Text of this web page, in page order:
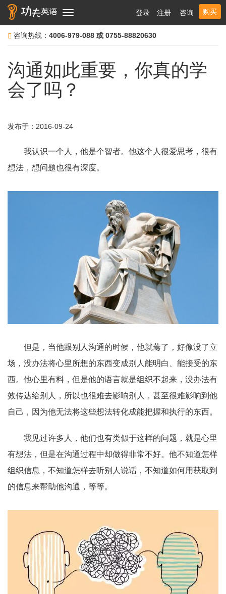
购买
咨询
注册
登录
Toggle
navigation
咨询热线： 4006-979-088 或 0755-88820630
沟通如此重要，你真的学
会了吗？
发布于：2016-09-24
我认识一个人，他是个智者。他这个人很爱思考，很有
想法，想问题也很有深度。
但是，当他跟别人沟通的时候，他就蔫了，好像没了立
场，没办法将心里所想的东西变成别人能明白、能接受的东
西。他心里有料，但是他的语言就是组织不起来，没办法有
效传达给别人，所以也很难去影响别人，甚至很难影响到他
自己，因为他无法将这些想法转化成能把握和执行的东西。
我见过许多人，他们也有类似于这样的问题，就是心里
有想法，但是在沟通过程中却做得非常不好。他不知道怎样
组织信息，不知道怎样去听别人说话，不知道如何用获取到
的信息来帮助他沟通，等等。